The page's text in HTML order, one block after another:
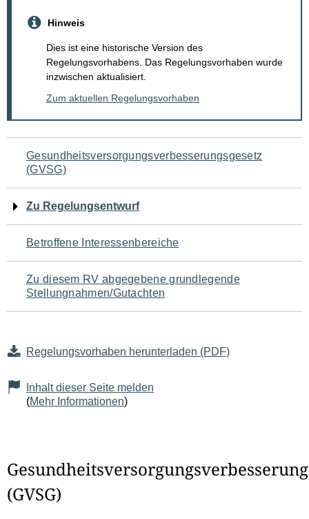
Hinweis
Dies ist eine historische Version des
Regelungsvorhabens. Das Regelungsvorhaben wurde
inzwischen aktualisiert.
Zum aktuellen Regelungsvorhaben
Navigation
für
den
Seiteninhalt
Gesundheitsversorgungsverbesserungsgesetz
(GVSG)
Zu Regelungsentwurf
Betroffene Interessenbereiche
Zu diesem RV abgegebene grundlegende
Stellungnahmen/Gutachten
Regelungsvorhaben herunterladen (PDF)
Inhalt dieser Seite melden
(Mehr Informationen)
(GVSG)